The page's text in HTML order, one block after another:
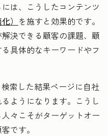
は、こうしたコンテンツ
） を施すと効果的です。
決できる顧客の課題、顧
具体的なキーワードやフ
索した結果ページに自社
ようになります。こうし
々こそがターゲットオー
です。